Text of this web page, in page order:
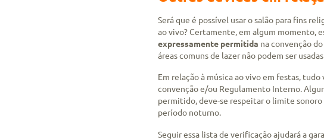
Será que é possível usar o salão para fins
ao vivo? Certamente, em algum momento,
expressamente permitida na convenção
áreas comuns de lazer não podem ser
Em relação à música ao vivo em festas,
convenção e/ou Regulamento Interno.
permitido, deve-se respeitar o limite
período noturno.
Seguir essa lista de verificação ajudará a